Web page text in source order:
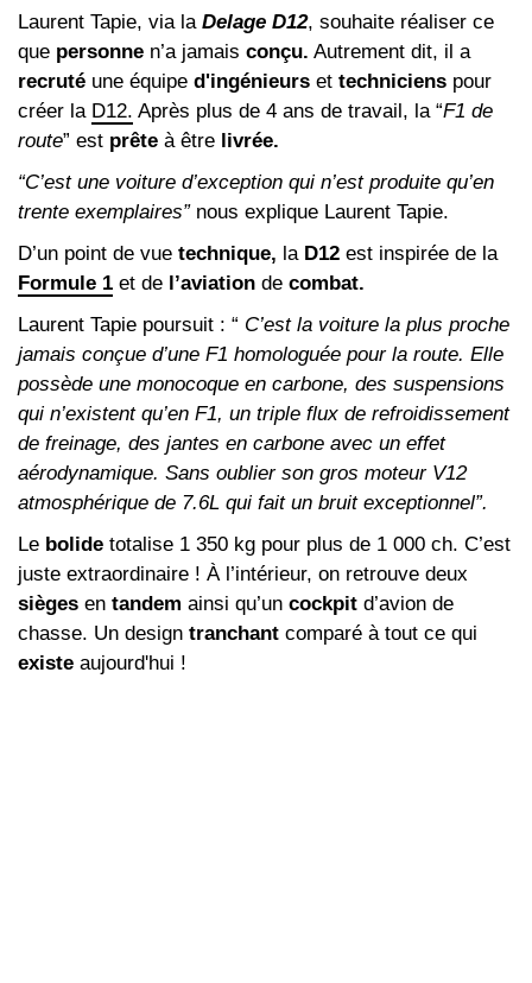
Laurent Tapie, via la Delage D12, souhaite réaliser ce
que personne n’a jamais conçu. Autrement dit, il a
recruté une équipe d'ingénieurs et techniciens pour
créer la D12. Après plus de 4 ans de travail, la “F1 de
route” est prête à être livrée.
“C’est une voiture d’exception qui n’est produite qu’en
trente exemplaires”nous explique Laurent Tapie.
D’un point de vue technique, la D12 est inspirée de la
Formule 1 et de l’aviation de combat.
Laurent Tapie poursuit : “ C’est la voiture la plus proche
jamais conçue d’une F1 homologuée pour la route. Elle
possède une monocoque en carbone, des suspensions
qui n’existent qu’en F1, un triple flux de refroidissement
de freinage, des jantes en carbone avec un effet
aérodynamique. Sans oublier son gros moteur V12
atmosphérique de 7.6L qui fait un bruit exceptionnel”.
Le bolide totalise 1 350 kg pour plus de 1 000 ch. C’est
juste extraordinaire ! À l’intérieur, on retrouve deux
sièges en tandem ainsi qu’un cockpit d’avion de
chasse. Un design tranchant comparé à tout ce qui
existe aujourd'hui !